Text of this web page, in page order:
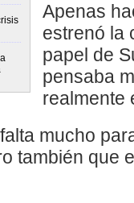
Apenas
estrenó la
papel de
pensaba
realmente
mucho
también que